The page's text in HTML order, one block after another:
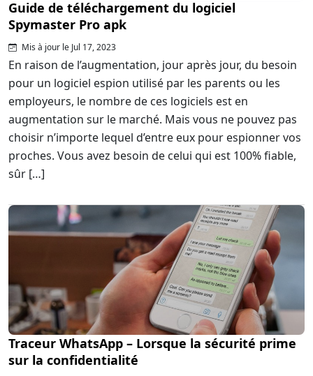
Guide de téléchargement du logiciel
Spymaster Pro apk
Mis à jour le Jul 17, 2023
En raison de l’augmentation, jour après jour, du besoin
pour un logiciel espion utilisé par les parents ou les
employeurs, le nombre de ces logiciels est en
augmentation sur le marché. Mais vous ne pouvez pas
choisir n’importe lequel d’entre eux pour espionner vos
proches. Vous avez besoin de celui qui est 100% fiable,
sûr […]
Traceur WhatsApp – Lorsque la sécurité prime
sur la confidentialité